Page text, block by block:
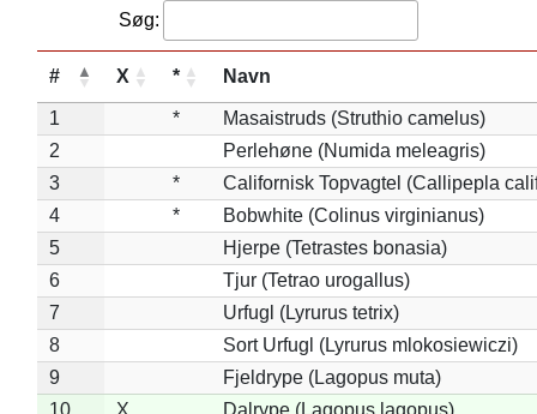
Søg:
# X * Navn
1 *
Masaistruds (Struthio camelus)
2
Perlehøne (Numida meleagris)
3
*
Californisk Topvagtel (Callipepla
4
*
Bobwhite (Colinus virginianus)
5
Hjerpe (Tetrastes bonasia)
6
Tjur (Tetrao urogallus)
7
Urfugl (Lyrurus tetrix)
8
Sort Urfugl (Lyrurus mlokosiewiczi)
9
Fjeldrype (Lagopus muta)
10
X
Dalrype (Lagopus lagopus)